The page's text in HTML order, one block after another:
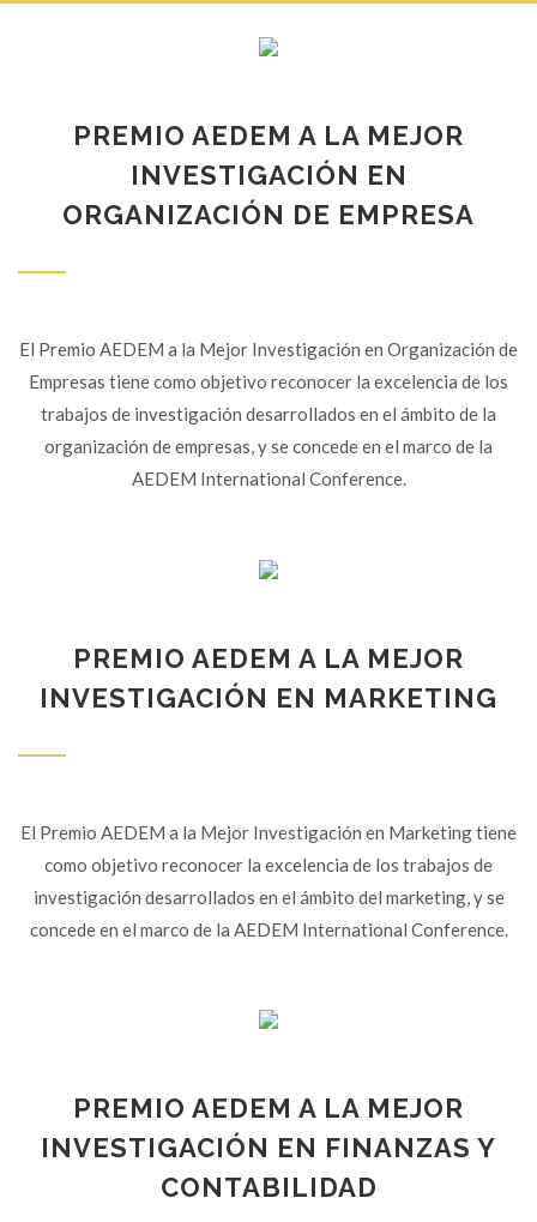
PREMIO AEDEM A LA MEJOR
INVESTIGACIÓN EN
ORGANIZACIÓN DE EMPRESA
El Premio AEDEM a la Mejor Investigación en Organización de
Empresas tiene como objetivo reconocer la excelencia de los
trabajos de investigación desarrollados en el ámbito de la
organización de empresas, y se concede en el marco de la
AEDEM International Conference.
PREMIO AEDEM A LA MEJOR
INVESTIGACIÓN EN MARKETING
El Premio AEDEM a la Mejor Investigación en Marketing tiene
como objetivo reconocer la excelencia de los trabajos de
investigación desarrollados en el ámbito del marketing, y se
concede en el marco de la AEDEM International Conference.
PREMIO AEDEM A LA MEJOR
INVESTIGACIÓN EN FINANZAS Y
CONTABILIDAD